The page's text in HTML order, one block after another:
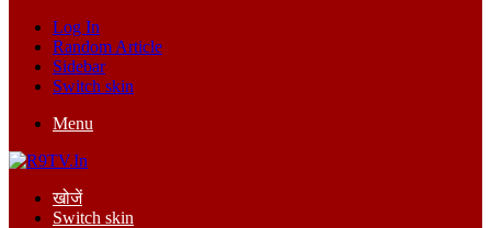
Log In
Random Article
Sidebar
Switch skin
Menu
खोजें
Switch skin